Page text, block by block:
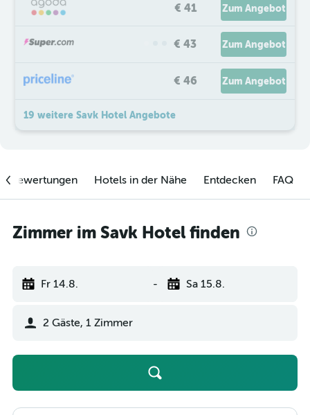
€ 41 Zum Angebot
€ 43 Zum Angebot
€ 46 Zum Angebot
19 weitere Savk Hotel Angebote
Hotels in der Nähe Entdecken FAQ
Zimmer im Savk Hotel finden
Fr 14.8. - Sa 15.8.
2 Gäste, 1 Zimmer